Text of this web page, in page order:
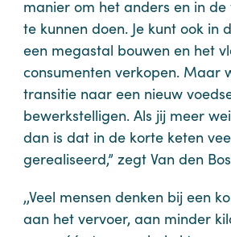
manier om het anders en in
te kunnen doen. Je kunt ook in
een megastal bouwen en het
consumenten verkopen. Maar
transitie naar een nieuw
bewerkstelligen. Als jij meer
dan is dat in de korte keten
gerealiseerd,” zegt Van den
,,Veel mensen denken bij een
aan het vervoer, aan minder